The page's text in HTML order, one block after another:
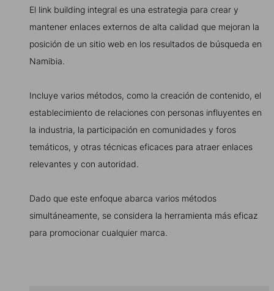
El link building integral es una estrategia para crear y
mantener enlaces externos de alta calidad que mejoran la
posición de un sitio web en los resultados de búsqueda en
Namibia.
Incluye varios métodos, como la creación de contenido, el
establecimiento de relaciones con personas influyentes en
la industria, la participación en comunidades y foros
temáticos, y otras técnicas eficaces para atraer enlaces
relevantes y con autoridad.
Dado que este enfoque abarca varios métodos
simultáneamente, se considera la herramienta más eficaz
para promocionar cualquier marca.